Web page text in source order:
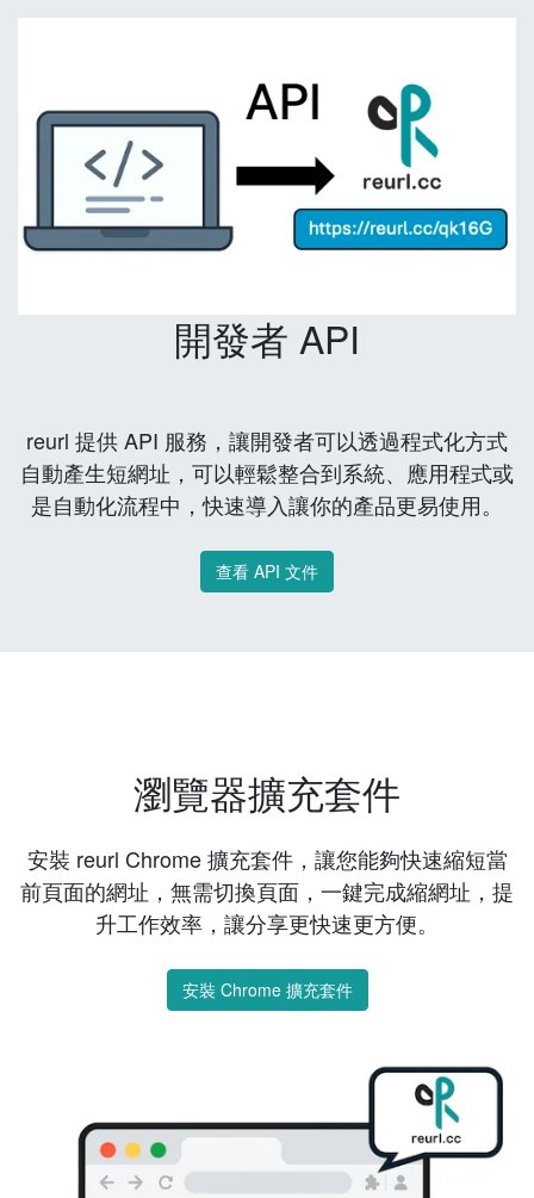
開發者 API
reurl 提供 API 服務，讓開發者可以透過程式化方式
自動產生短網址，可以輕鬆整合到系統、應用程式或
是自動化流程中，快速導入讓你的產品更易使用。
查看 API 文件
瀏覽器擴充套件
安裝 reurl Chrome 擴充套件，讓您能夠快速縮短當
前頁面的網址，無需切換頁面，一鍵完成縮網址，提
升工作效率，讓分享更快速更方便。
安裝 Chrome 擴充套件